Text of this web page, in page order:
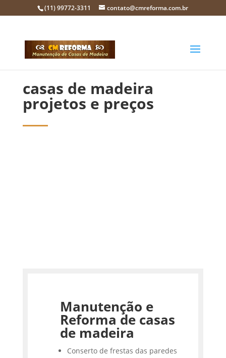
(11) 99772-3311 contato@cmreforma.com.br
casas de madeira
projetos e preços
Manutenção e
Reforma de casas
de madeira
Conserto de frestas das paredes